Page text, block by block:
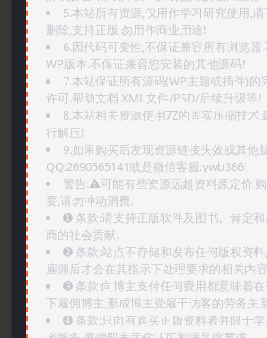
5.本站所有资源,仅用作学习研究使用,
删除,支持正版,勿用作商业用途!
6.因代码可变性,不保证兼容所有浏览器
WP版本.不保证兼容您安装的其他源码!
7.本站保证所有源码(WP主题或插件)的
许可.帮助文档.XML文件/PSD/后续升级等!
8.本站相关资源使用7Z的固实压缩技术
行解压!
9.如果购买后发现资源链接失效或其他
QQ:2690565141或是微信客服:ywb386!
警告:⚠️可能有些资源远超资料原定价,
要,请勿冲动消费.
➊️ 条款:请支持正版软件及图书。肯定
商的社会贡献.
➋️ 条款:站点不存储和发布任何版权资
雇佣后才会在其指示下处理要求的相关内
➌️ 条款:向博主支付任何费用都意味着
下雇佣博主,形成博主受雇于访客的劳务关
➍️ 条款:只向有购买正版资料者并限于